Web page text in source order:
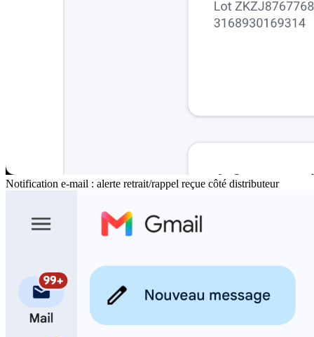
Notification e-mail : alerte retrait/rappel reçue côté distributeur